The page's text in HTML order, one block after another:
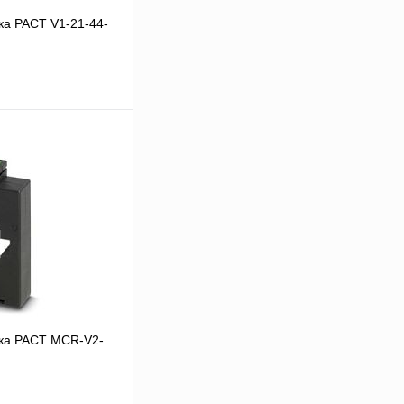
PACT V1-21-44-
Сравнение
PACT MCR-V2-